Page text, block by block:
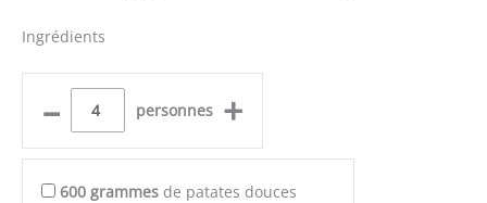
Ingrédients
– personnes +
600 grammes de patates douces